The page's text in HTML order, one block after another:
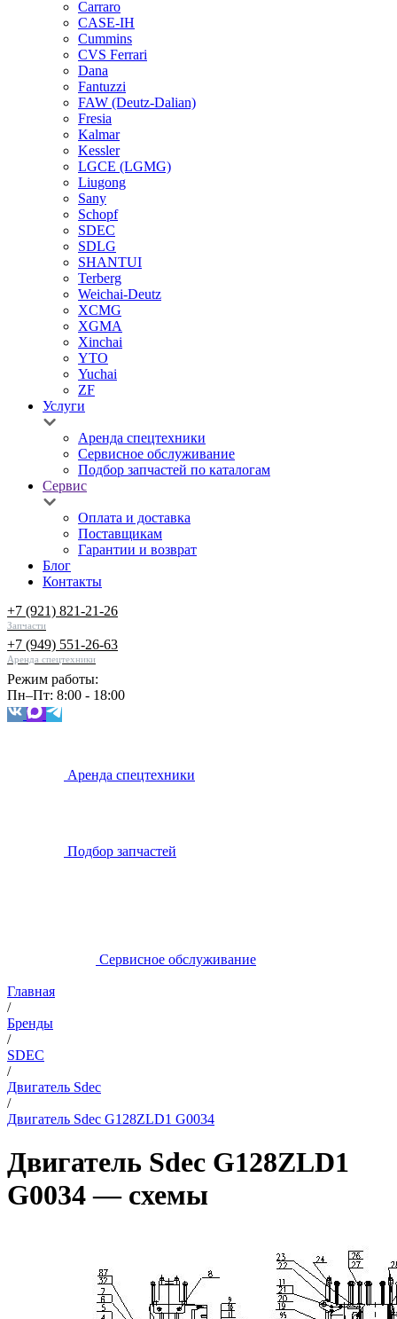
Carraro
CASE-IH
Cummins
CVS Ferrari
Dana
Fantuzzi
FAW (Deutz-Dalian)
Fresia
Kalmar
Kessler
LGCE (LGMG)
Liugong
Sany
Schopf
SDEC
SDLG
SHANTUI
Terberg
Weichai-Deutz
XCMG
XGMA
Xinchai
YTO
Yuchai
ZF
Услуги
Аренда спецтехники
Сервисное обслуживание
Подбор запчастей по каталогам
Сервис
Оплата и доставка
Поставщикам
Гарантии и возврат
Блог
Контакты
+7 (921) 821-21-26
Запчасти
+7 (949) 551-26-63
Аренда спецтехники
Режим работы:
Пн–Пт: 8:00 - 18:00
Аренда спецтехники
Подбор запчастей
Сервисное обслуживание
Главная
/
Бренды
/
SDEC
/
Двигатель Sdec
/
Двигатель Sdec G128ZLD1 G0034
Двигатель Sdec G128ZLD1
G0034 — схемы